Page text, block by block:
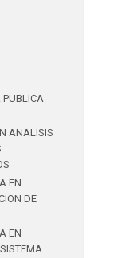
PUBLICA
ANALISIS
EN
DE
EN